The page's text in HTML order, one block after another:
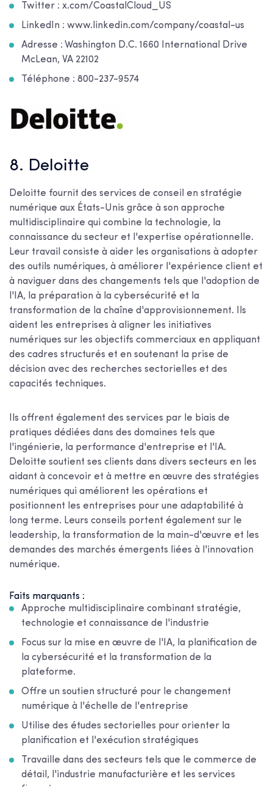
Twitter : x.com/CoastalCloud_US
LinkedIn : www.linkedin.com/company/coastal-us
Adresse : Washington D.C. 1660 International Drive
McLean, VA 22102
Téléphone : 800-237-9574
8. Deloitte
Deloitte fournit des services de conseil en stratégie
numérique aux États-Unis grâce à son approche
multidisciplinaire qui combine la technologie, la
connaissance du secteur et l'expertise opérationnelle.
Leur travail consiste à aider les organisations à adopter
des outils numériques, à améliorer l'expérience client et
à naviguer dans des changements tels que l'adoption de
l'IA, la préparation à la cybersécurité et la
transformation de la chaîne d'approvisionnement. Ils
aident les entreprises à aligner les initiatives
numériques sur les objectifs commerciaux en appliquant
des cadres structurés et en soutenant la prise de
décision avec des recherches sectorielles et des
capacités techniques.
Ils offrent également des services par le biais de
pratiques dédiées dans des domaines tels que
l'ingénierie, la performance d'entreprise et l'IA.
Deloitte soutient ses clients dans divers secteurs en les
aidant à concevoir et à mettre en œuvre des stratégies
numériques qui améliorent les opérations et
positionnent les entreprises pour une adaptabilité à
long terme. Leurs conseils portent également sur le
leadership, la transformation de la main-d'œuvre et les
demandes des marchés émergents liées à l'innovation
numérique.
Faits marquants :
Approche multidisciplinaire combinant stratégie,
technologie et connaissance de l'industrie
Focus sur la mise en œuvre de l'IA, la planification de
la cybersécurité et la transformation de la
plateforme.
Offre un soutien structuré pour le changement
numérique à l'échelle de l'entreprise
Utilise des études sectorielles pour orienter la
planification et l'exécution stratégiques
Travaille dans des secteurs tels que le commerce de
détail, l'industrie manufacturière et les services